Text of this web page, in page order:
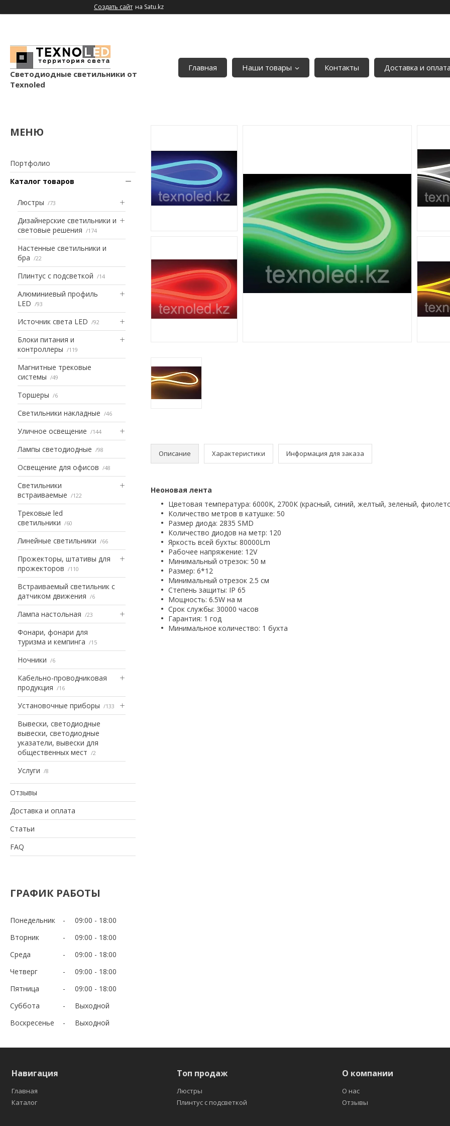
Создать сайт на Satu.kz
Светодиодные светильники от
Texnoled
Главная Наши товары Контакты Доставка и оплата
Портфолио
Каталог товаров
Люстры 73
Дизайнерские светильники и
световые решения
174
Настенные светильники и
бра
22
Плинтус с подсветкой 14
Алюминиевый профиль
LED
93
Источник света LED 92
Блоки питания и
контроллеры
119
Магнитные трековые
системы
49
Торшеры 6
Светильники накладные 46
Уличное освещение 144
Лампы светодиодные 98
Освещение для офисов 48
Светильники
встраиваемые
122
Трековые led
светильники
60
Линейные светильники 66
Прожекторы, штативы для
прожекторов
110
Встраиваемый светильник с
датчиком движения
6
Лампа настольная 23
Фонари, фонари для
туризма и кемпинга
15
Ночники 6
Кабельно-проводниковая
продукция
16
Установочные приборы 133
Вывески, светодиодные
вывески, светодиодные
указатели, вывески для
общественных мест
2
Услуги 8
Отзывы
Доставка и оплата
Статьи
FAQ
ГРАФИК РАБОТЫ
Понедельник 09:00
18:00
Вторник
09:00
18:00
Среда
09:00
18:00
Четверг
09:00
18:00
Пятница
09:00
18:00
Суббота
Выходной
Воскресенье
Выходной
Описание Характеристики Информация для заказа
Неоновая лента
Цветовая температура: 6000K, 2700К (красный, синий, желтый, зеленый,
Количество метров в катушке: 50
Размер диода: 2835 SMD
Количество диодов на метр: 120
Яркость всей бухты: 80000Lm
Рабочее напряжение: 12V
Минимальный отрезок: 50 м
Размер: 6*12
Минимальный отрезок 2.5 см
Степень защиты: IP 65
Мощность: 6.5W на м
Срок службы: 30000 часов
Гарантия: 1 год
Минимальное количество: 1 бухта
Навигация
Главная
Каталог
Топ продаж
Люстры
Плинтус с подсветкой
О компании
О нас
Отзывы